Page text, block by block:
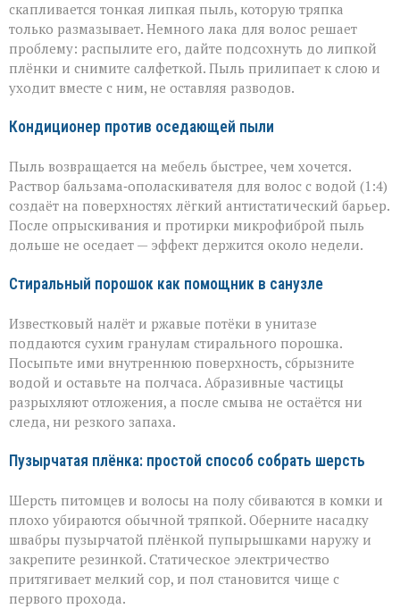
скапливается тонкая липкая пыль, которую тряпка
только размазывает. Немного лака для волос решает
проблему: распылите его, дайте подсохнуть до липкой
плёнки и снимите салфеткой. Пыль прилипает к слою и
уходит вместе с ним, не оставляя разводов.
Кондиционер против оседающей пыли
Пыль возвращается на мебель быстрее, чем хочется.
Раствор бальзама‑ополаскивателя для волос с водой (1:4)
создаёт на поверхностях лёгкий антистатический барьер.
После опрыскивания и протирки микрофиброй пыль
дольше не оседает — эффект держится около недели.
Стиральный порошок как помощник в санузле
Известковый налёт и ржавые потёки в унитазе
поддаются сухим гранулам стирального порошка.
Посыпьте ими внутреннюю поверхность, сбрызните
водой и оставьте на полчаса. Абразивные частицы
разрыхляют отложения, а после смыва не остаётся ни
следа, ни резкого запаха.
Пузырчатая плёнка: простой способ собрать шерсть
Шерсть питомцев и волосы на полу сбиваются в комки и
плохо убираются обычной тряпкой. Оберните насадку
швабры пузырчатой плёнкой пупырышками наружу и
закрепите резинкой. Статическое электричество
притягивает мелкий сор, и пол становится чище с
первого прохода.